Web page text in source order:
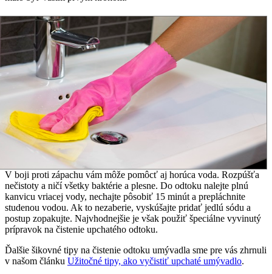
V boji proti zápachu vám môže pomôcť aj horúca voda. Rozpúšťa
nečistoty a ničí všetky baktérie a plesne. Do odtoku nalejte plnú
kanvicu vriacej vody, nechajte pôsobiť 15 minút a prepláchnite
studenou vodou. Ak to nezaberie, vyskúšajte pridať jedlú sódu a
postup zopakujte. Najvhodnejšie je však použiť špeciálne vyvinutý
prípravok na čistenie upchatého odtoku.
Ďalšie šikovné tipy na čistenie odtoku umývadla sme pre vás zhrnuli
v našom článku Užitočné tipy, ako vyčistiť upchaté umývadlo.